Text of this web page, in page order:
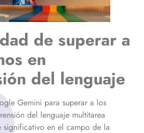
de superar a
en
del lenguaje
Gemini para superar a los
del lenguaje multitarea
significativo en el campo de la